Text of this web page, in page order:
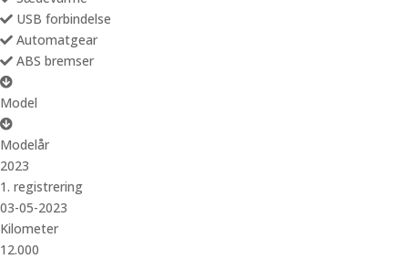
USB forbindelse
Automatgear
ABS bremser
Model
Modelår
2023
1. registrering
03-05-2023
Kilometer
12.000